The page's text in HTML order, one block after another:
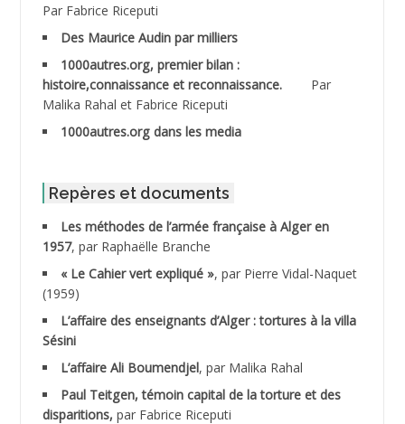
ABDESSELAMI Kouider
ABDESSLEM Ahmed dit le Coiffeur
ABDOUDOU
ABID Mohamed
ABNOUN Salah
ACHACHE M.*
ACHLAF Ali
ADALMI
Par Fabrice Riceputi
Des Maurice Audin par milliers
1000autres.org, premier bilan :
histoire,connaissance et reconnaissance.
Par
Malika Rahal et Fabrice Riceputi
1000autres.org dans les media
Repères et documents
Les méthodes de l’armée française à Alger en
1957, par Raphaëlle Branche
« Le Cahier vert expliqué », par Pierre Vidal-Naquet
(1959)
L’affaire des enseignants d’Alger : tortures à la villa
Sésini
L’affaire Ali Boumendjel, par Malika Rahal
Paul Teitgen, témoin capital de la torture et des
disparitions, par Fabrice Riceputi